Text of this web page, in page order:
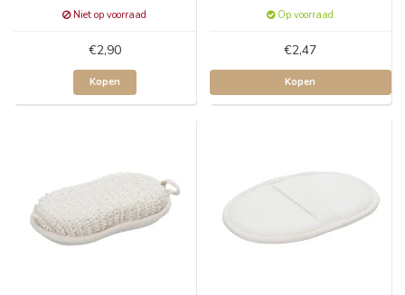
Niet op voorraad
€2,90
Kopen
Op voorraad
€2,47
Kopen